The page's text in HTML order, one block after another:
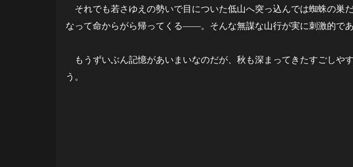
それでも若さゆえの勢いで目についた低山へ突っ込んでは蜘蛛の巣
なって命からがら帰ってくる――。そんな無謀な山行が実に刺激的であ
もうずいぶん記憶があいまいなのだが、秋も深まってきたすごしや
う。